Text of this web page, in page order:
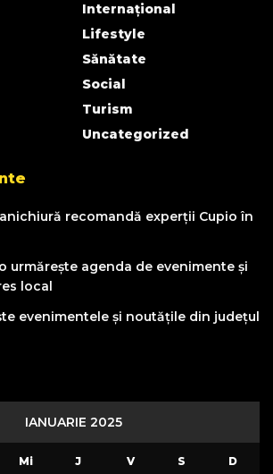
Internațional
Lifestyle
Sănătate
Social
Turism
Uncategorized
recomandă experții Cupio în
urmărește agenda de evenimente și
local
evenimentele și noutățile din județul
IANUARIE 2025
Mi J V S D